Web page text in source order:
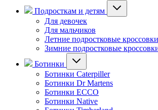
Подросткам и детям
Для девочек
Для мальчиков
Летние подростковые кроссовки
Зимние подростковые
Ботинки
Ботинки Caterpiller
Ботинки Dr Martens
Ботинки ECCO
Ботинки Native